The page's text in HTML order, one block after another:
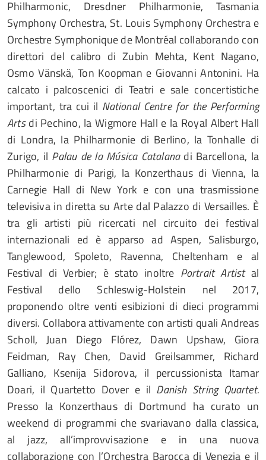
Philharmonic, Dresdner Philharmonie, Tasmania
Symphony Orchestra, St. Louis Symphony Orchestra e
Orchestre Symphonique de Montréal collaborando con
direttori del calibro di Zubin Mehta, Kent Nagano,
Osmo Vänskä, Ton Koopman e Giovanni Antonini. Ha
calcato i palcoscenici di Teatri e sale concertistiche
important, tra cui il National Centre for the Performing
Artsdi Pechino, la Wigmore Hall e la Royal Albert Hall
di Londra, la Philharmonie di Berlino, la Tonhalle di
Zurigo, il Palau de la Música Catalanadi Barcellona, ​​la
Philharmonie di Parigi, la Konzerthaus di Vienna, la
Carnegie Hall di New York e con una trasmissione
televisiva in diretta su Arte dal Palazzo di Versailles. È
tra gli artisti più ricercati nel circuito dei festival
internazionali ed è apparso ad Aspen, Salisburgo,
Tanglewood, Spoleto, Ravenna, Cheltenham e al
Festival di Verbier; è stato inoltre Portrait Artistal
Festival dello Schleswig-Holstein nel 2017,
proponendo oltre venti esibizioni di dieci programmi
diversi. Collabora attivamente con artisti quali Andreas
Scholl, Juan Diego Flórez, Dawn Upshaw, Giora
Feidman, Ray Chen, David Greilsammer, Richard
Galliano, Ksenija Sidorova, il percussionista Itamar
Doari, il Quartetto Dover e il Danish String Quartet.
Presso la Konzerthaus di Dortmund ha curato un
weekend di programmi che svariavano dalla classica,
al jazz, all’improvvisazione e in una nuova
collaborazione con l’Orchestra Barocca di Venezia e il